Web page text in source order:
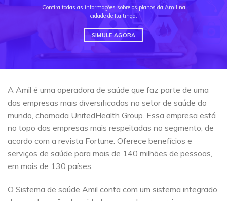
Confira todas as informações sobre os planos da Amil na
cidade de Itaitinga.
SIMULE AGORA
A Amil é uma operadora de saúde que faz parte de uma
das empresas mais diversificadas no setor de saúde do
mundo, chamada UnitedHealth Group. Essa empresa está
no topo das empresas mais respeitadas no segmento, de
acordo com a revista Fortune. Oferece benefícios e
serviços de saúde para mais de 140 milhões de pessoas,
em mais de 130 países.
O Sistema de saúde Amil conta com um sistema integrado